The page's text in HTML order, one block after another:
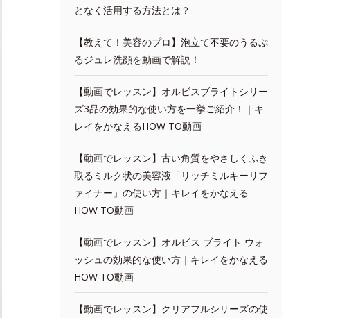
となく活用する方法とは？
【教えて！美容のプロ】泡立て不要のうるぷ
るジュレ洗顔を動画で解説！
【動画でレッスン】オルビスブライトシリー
ズ3品の効果的な使い方を一挙ご紹介！｜キ
レイをかなえるHOW TO動画
【動画でレッスン】古い角質をやさしくふき
取るミルク状の美容液「リッチミルキーリフ
ァイナー」の使い方｜キレイをかなえる
HOW TO動画
【動画でレッスン】オルビス ブライト ウォ
ッシュの効果的な使い方｜キレイをかなえる
HOW TO動画
【動画でレッスン】クリアフルシリーズの使